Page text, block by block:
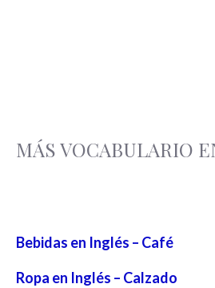
MÁS VOCABULARIO
Bebidas en Inglés – Café
Ropa en Inglés – Calzado